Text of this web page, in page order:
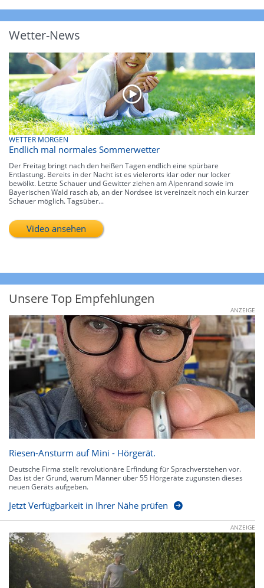
Wetter-News
WETTER MORGEN
Endlich mal normales Sommerwetter
Der Freitag bringt nach den heißen Tagen endlich eine spürbare
Entlastung. Bereits in der Nacht ist es vielerorts klar oder nur locker
bewölkt. Letzte Schauer und Gewitter ziehen am Alpenrand sowie im
Bayerischen Wald rasch ab, an der Nordsee ist vereinzelt noch ein kurzer
Schauer möglich. Tagsüber...
Video ansehen
Unsere Top Empfehlungen
ANZEIGE
Riesen-Ansturm auf Mini - Hörgerät.
Deutsche Firma stellt revolutionäre Erfindung für Sprachverstehen vor.
Das ist der Grund, warum Männer über 55 Hörgeräte zugunsten dieses
neuen Geräts aufgeben.
Jetzt Verfügbarkeit in Ihrer Nähe prüfen
ANZEIGE